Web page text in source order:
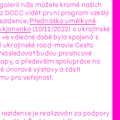
níže můžete kromě našich
DCCC vidět první program vzešlý
Přednáška umělkyně
(10/11/2022) o ukrajinské
válečné době byla spojená s
ukrajinské road-movie Cesta
budou prosincové
a především spolupráce na
únorové výstavy a části
pro veřejnost.
je realizován za podpory